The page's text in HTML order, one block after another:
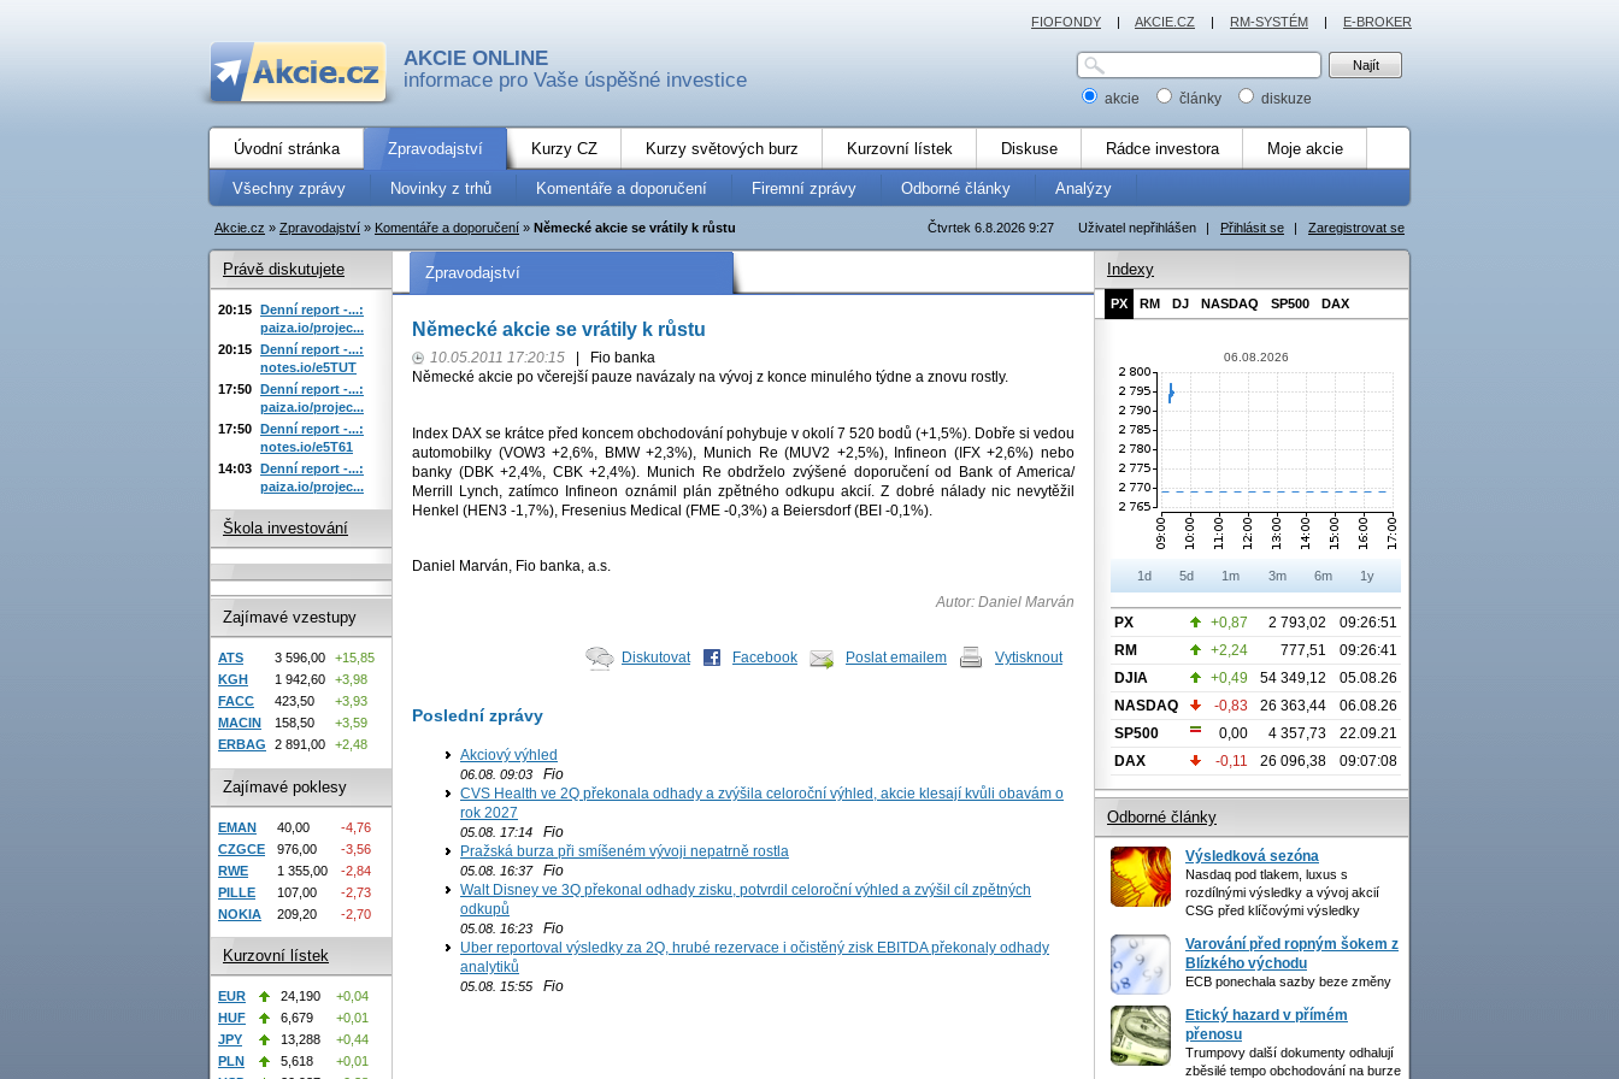
AKCIE ONLINE
informace pro Vaše úspěšné investice
akcie články diskuze
Úvodní stránka Zpravodajství Kurzy CZ Kurzy světových burz Kurzovní lístek Diskuse Rádce investora Moje akcie
Všechny zprávy Novinky z trhů Komentáře a doporučení Firemní zprávy Odborné články Analýzy
Uživatel nepřihlášen | Přihlásit se | Zaregistrovat se
Čtvrtek 6.8.2026 9:27
Akcie.cz » Zpravodajství » Komentáře a doporučení » Německé akcie se vrátily k růstu
Zpravodajství
Německé akcie se vrátily k růstu
10.05.2011 17:20:15
Fio banka
Německé akcie po včerejší pauze navázaly na vývoj z konce minulého týdne a znovu rostly.
Index DAX se krátce před koncem obchodování pohybuje v okolí 7 520 bodů (+1,5%). Dobře si vedou
automobilky (VOW3 +2,6%, BMW +2,3%), Munich Re (MUV2 +2,5%), Infineon (IFX +2,6%) nebo
banky (DBK +2,4%, CBK +2,4%). Munich Re obdrželo zvýšené doporučení od Bank of America/
Merrill Lynch, zatímco Infineon oznámil plán zpětného odkupu akcií. Z dobré nálady nic nevytěžil
Henkel (HEN3 -1,7%), Fresenius Medical (FME -0,3%) a Beiersdorf (BEI -0,1%).
Daniel Marván, Fio banka, a.s.
Autor: Daniel Marván
Diskutovat Facebook Poslat emailem Vytisknout
Poslední zprávy
Akciový výhled
06.08. 09:03 Fio
CVS Health ve 2Q překonala odhady a zvýšila celoroční výhled, akcie klesají kvůli obavám o
rok 2027
05.08. 17:14 Fio
Pražská burza při smíšeném vývoji nepatrně rostla
05.08. 16:37Fio
Walt Disney ve 3Q překonal odhady zisku, potvrdil celoroční výhled a zvýšil cíl zpětných
odkupů
05.08. 16:23 Fio
Uber reportoval výsledky za 2Q, hrubé rezervace i očistěný zisk EBITDA překonaly odhady
analytiků
05.08. 15:55 Fio
Právě diskutujete
20:15 Denní report -...:
paiza.io/projec...
20:15 Denní report -...:
notes.io/e5TUT
17:50 Denní report -...:
paiza.io/projec...
17:50 Denní report -...:
notes.io/e5T61
14:03 Denní report -...:
paiza.io/projec...
Škola investování
Zajímavé vzestupy
ATS 3 596,00
+15,85
KGH
1 942,60
+3,98
FACC
423,50
+3,93
MACIN
158,50
+3,59
ERBAG
2 891,00 +2,48
Zajímavé poklesy
EMAN 40,00
-4,76
CZGCE
976,00
-3,56
RWE
1 355,00
-2,84
PILLE
107,00
-2,73
NOKIA
209,20 -2,70
Kurzovní lístek
EUR 24,190
+0,04
HUF
6,679
+0,01
JPY
13,288
+0,44
PLN
5,618
+0,01
Indexy
PX RM DJ NASDAQ SP500 DAX
06.08.2026
1d 5d 1m 3m 6m 1y
PX +0,87 2 793,02
09:26:51
RM
+2,24 777,51
09:26:41
DJIA
+0,49 54 349,12
05.08.26
NASDAQ
-0,83 26 363,44
06.08.26
SP500
0,00 4 357,73
22.09.21
DAX
-0,11 26 096,38 09:07:08
Odborné články
Výsledková sezóna
Nasdaq pod tlakem, luxus s
rozdílnými výsledky a vývoj akcií
CSG před klíčovými výsledky
Varování před ropným šokem z
Blízkého východu
ECB ponechala sazby beze změny
Etický hazard v přímém
přenosu
Trumpovy další dokumenty odhalují
zběsilé tempo obchodování na burze
FIOFONDY | AKCIE.CZ | RM-SYSTÉM | E-BROKER